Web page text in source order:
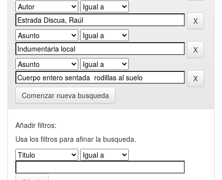
Comenzar nueva busqueda
Añadir filtros:
Usa los filtros para afinar la busqueda.